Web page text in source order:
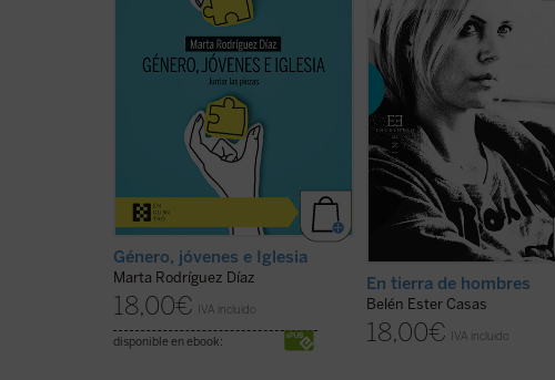
y se escuche. En las familias es
motivo de disputa, los hijos no se
sienten acogidos y los padres se
frustran ante ideas tan
desconocidas para ellos.
jóvenes e iglesia ...(ver ficha)
Género, jóvenes e Iglesia
Marta Rodríguez Díaz
18,00€ IVA incluido
disponible en ebook:
feminismo en el cine
contemporáneopresenta un
análisis profundo y sin
de las claves de la «nueva
del cine de hoy....(ver ficha)
En tierra de hombres
Belén Ester Casas
18,00€ IVA incluido